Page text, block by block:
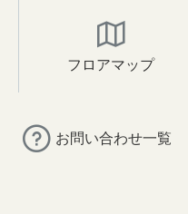
フロアマップ
お問い合わせ一覧